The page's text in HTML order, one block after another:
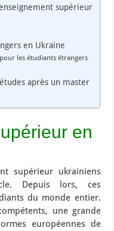
supérieur
en Ukraine
les étudiants étrangers
après un master
en
supérieur ukrainiens
Depuis lors, ces
du monde entier.
une grande
européennes de